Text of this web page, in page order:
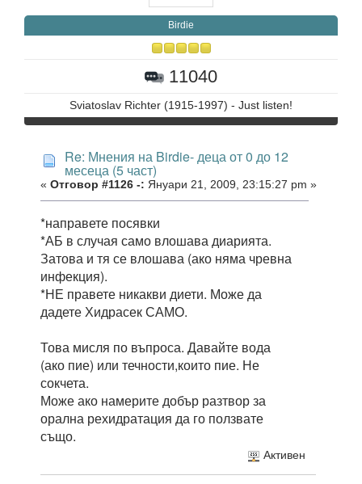
Birdie
11040
Sviatoslav Richter (1915-1997) - Just listen!
Re: Мнения на Birdie- деца от 0 до 12
месеца (5 част)
« Отговор #1126 -: Януари 21, 2009, 23:15:27 pm »
*направете посявки
*АБ в случая само влошава диарията.
Затова и тя се влошава (ако няма чревна
инфекция).
*НЕ правете никакви диети. Може да
дадете Хидрасек САМО.
Това мисля по въпроса. Давайте вода
(ако пие) или течности,които пие. Не
сокчета.
Може ако намерите добър разтвор за
орална рехидратация да го ползвате
също.
Активен